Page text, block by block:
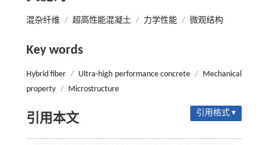
混杂纤维 / 超高性能混凝土 / 力学性能 / 微观结构
Key words
Hybrid fiber / Ultra-high performance concrete / Mechanical
property / Microstructure
引用本文 引用格式 ▾